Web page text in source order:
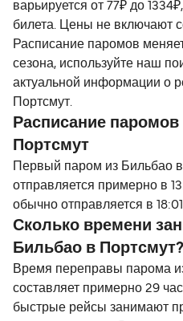
варьируется от 77₽ до
билета. Цены не включают
Расписание паромов
сезона, используйте наш
актуальной информации о
Портсмут.
Расписание
Портсмут
Первый паром из Бильбао
отправляется примерно в
обычно отправляется в
Сколько времени
Бильбао в Портсмут?
Время переправы парома
составляет примерно 29
быстрые рейсы занимают